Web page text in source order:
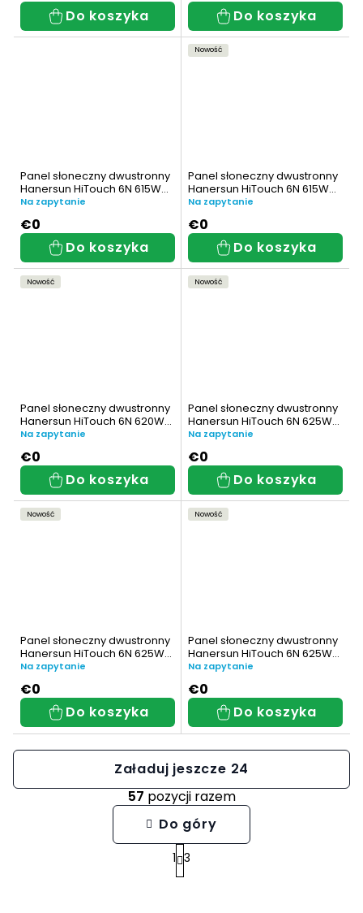
Do koszyka
Do koszyka
Panel słoneczny dwustronny
Hanersun HiTouch 6N 615W
(HN19RN-72HT615W)
Na zapytanie
€0
Do koszyka
Nowość
Panel słoneczny dwustronny
Hanersun HiTouch 6N 615W
(HN21RN-66HT615W)
Na zapytanie
€0
Do koszyka
Nowość
Panel słoneczny dwustronny
Hanersun HiTouch 6N 620W
(HN19RN-72HT620W)
Na zapytanie
€0
Do koszyka
Nowość
Panel słoneczny dwustronny
Hanersun HiTouch 6N 625W
(HN19RN-72HT625W)
Na zapytanie
€0
Do koszyka
Nowość
Panel słoneczny dwustronny
Hanersun HiTouch 6N 625W
(HN21N-60HT625W)
Na zapytanie
€0
Do koszyka
Nowość
Panel słoneczny dwustronny
Hanersun HiTouch 6N 625W
(HN21RN-66HT625W)
Na zapytanie
€0
Do koszyka
K
o
n
Załaduj jeszcze 24
P
1 3
57 pozycji razem
Do góry